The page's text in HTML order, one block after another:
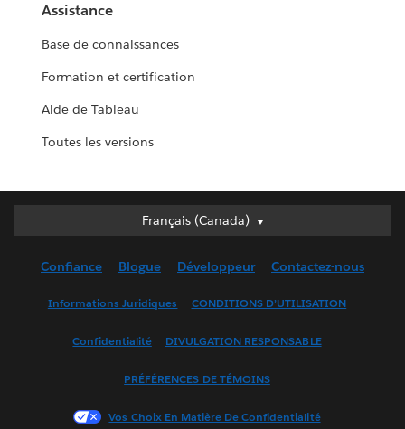
Assistance
Base de connaissances
Formation et certification
Aide de Tableau
Toutes les versions
Français (Canada)
Français (Canada)
English (UK)
Français (France)
한국어
Confiance Blogue Développeur Contactez-nous
Informations Juridiques CONDITIONS D’UTILISATION
Confidentialité DIVULGATION RESPONSABLE
PRÉFÉRENCES DE TÉMOINS
Vos Choix En Matière De Confidentialité